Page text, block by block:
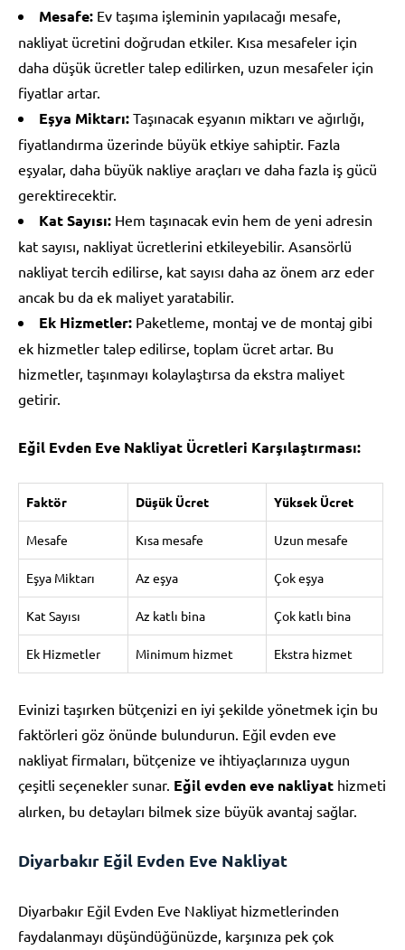
Mesafe: Ev taşıma işleminin yapılacağı mesafe,
nakliyat ücretini doğrudan etkiler. Kısa mesafeler için
daha düşük ücretler talep edilirken, uzun mesafeler için
fiyatlar artar.
Eşya Miktarı: Taşınacak eşyanın miktarı ve ağırlığı,
fiyatlandırma üzerinde büyük etkiye sahiptir. Fazla
eşyalar, daha büyük nakliye araçları ve daha fazla iş gücü
gerektirecektir.
Kat Sayısı: Hem taşınacak evin hem de yeni adresin
kat sayısı, nakliyat ücretlerini etkileyebilir. Asansörlü
nakliyat tercih edilirse, kat sayısı daha az önem arz eder
ancak bu da ek maliyet yaratabilir.
Ek Hizmetler: Paketleme, montaj ve de montaj gibi
ek hizmetler talep edilirse, toplam ücret artar. Bu
hizmetler, taşınmayı kolaylaştırsa da ekstra maliyet
getirir.
Eğil Evden Eve Nakliyat Ücretleri Karşılaştırması:
Faktör Düşük Ücret Yüksek Ücret
Mesafe Kısa mesafe Uzun mesafe
Eşya Miktarı Az eşya Çok eşya
Kat Sayısı Az katlı bina Çok katlı bina
Ek Hizmetler Minimum hizmet Ekstra hizmet
Evinizi taşırken bütçenizi en iyi şekilde yönetmek için bu
faktörleri göz önünde bulundurun. Eğil evden eve
nakliyat firmaları, bütçenize ve ihtiyaçlarınıza uygun
çeşitli seçenekler sunar. Eğil evden eve nakliyat hizmeti
alırken, bu detayları bilmek size büyük avantaj sağlar.
Diyarbakır Eğil Evden Eve Nakliyat
Diyarbakır Eğil Evden Eve Nakliyat hizmetlerinden
faydalanmayı düşündüğünüzde, karşınıza pek çok